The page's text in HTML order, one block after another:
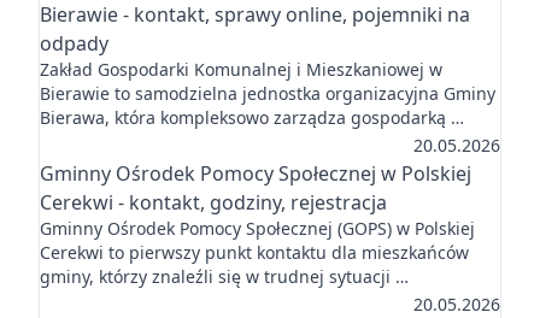
Bierawie - kontakt, sprawy online, pojemniki na
odpady
Zakład Gospodarki Komunalnej i Mieszkaniowej w
Bierawie to samodzielna jednostka organizacyjna Gminy
Bierawa, która kompleksowo zarządza gospodarką …
20.05.2026
Gminny Ośrodek Pomocy Społecznej w Polskiej
Cerekwi - kontakt, godziny, rejestracja
Gminny Ośrodek Pomocy Społecznej (GOPS) w Polskiej
Cerekwi to pierwszy punkt kontaktu dla mieszkańców
gminy, którzy znaleźli się w trudnej sytuacji …
20.05.2026